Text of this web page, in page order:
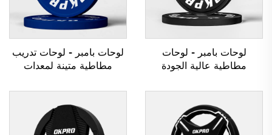
لوحات بامبر - لوحات
مطاطية عالية الجودة
الرياضية
لوحات بامبر - لوحات تدريب
مطاطية متينة لمعدات